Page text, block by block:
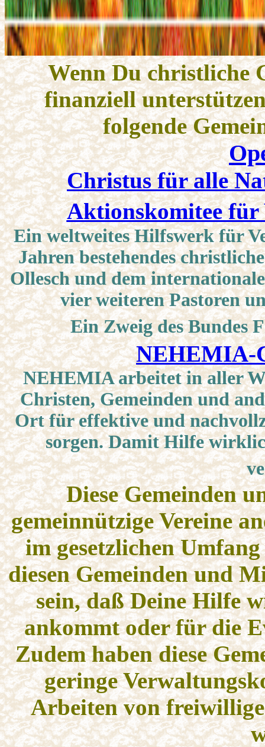
Wenn Du christliche
finanziell
folgende
Christus für alle
Aktionskomitee für
Ein weltweites Hilfswerk für
Jahren bestehendes
Ollesch und dem
vier weiteren Pastoren
Ein Zweig des Bundes
NEHEMIA-
NEHEMIA arbeitet in aller
Christen, Gemeinden und
Ort für effektive und
sorgen. Damit Hilfe
Diese Gemeinden
gemeinnützige Vereine
im gesetzlichen
diesen Gemeinden und
sein, daß Deine Hilfe
ankommt oder für die
Zudem haben diese
geringe
Arbeiten von